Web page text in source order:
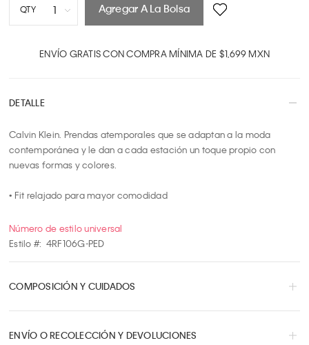
QTY 1
5
7
10
Agregar A La Bolsa
ENVÍO GRATIS CON COMPRA MÍNIMA DE $1,699 MXN
DETALLE
Calvin Klein. Prendas atemporales que se adaptan a la moda
contemporánea y le dan a cada estación un toque propio con
nuevas formas y colores.
• Fit relajado para mayor comodidad
Número de estilo universal
Estilo #: 4RF106G-PED
COMPOSICIÓN Y CUIDADOS
ENVÍO O RECOLECCIÓN Y DEVOLUCIONES